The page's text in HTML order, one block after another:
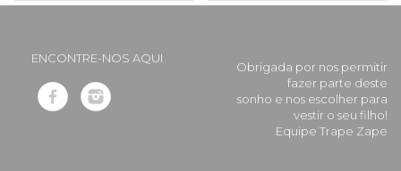
ENCONTRE-NOS AQUI
Obrigada por nos permitir
fazer parte deste
sonho e nos escolher para
vestir o seu filho!
Equipe Trape Zape